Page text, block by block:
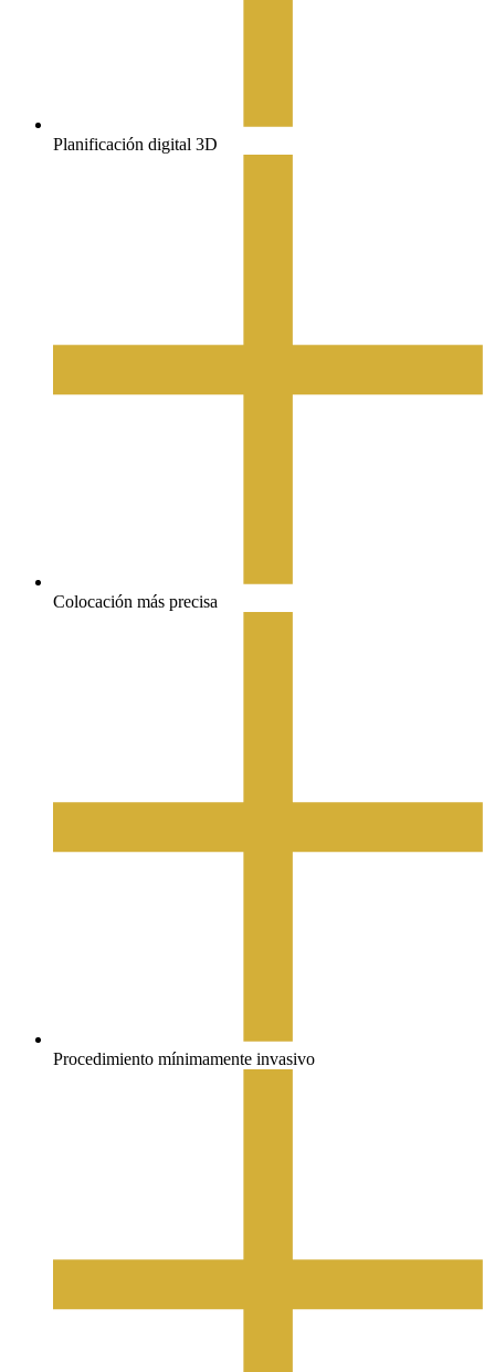
Planificación digital 3D
Colocación más precisa
Procedimiento mínimamente invasivo